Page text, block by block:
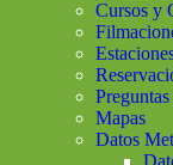
Cursos y
Mapas
Datos